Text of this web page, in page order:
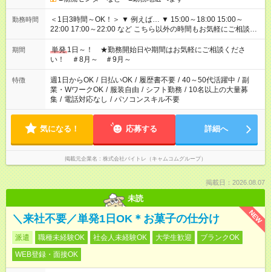
勤務時間
＜1日3時間～OK！＞ ▼ 例えば… ▼ 15:00～18:00 15:00～
22:00 17:00～22:00 など こちら以外の時間もお気軽にご相談く
ださい！
期間 単発 1日～！ ★勤務開始日や期間はお気軽にご相談くださ
い！ ＃8月～ ＃9月～
特徴 週1日からOK / 日払いOK / 履歴書不要 / 40～50代活躍中 / 副
業・WワークOK / 服装自由 / シフト勤務 / 10名以上の大量募
集 / 電話対応なし / パソコンスキル不要
気になる！ 応募する 詳細へ
掲載元企業名 株式会社バイトレ（キャムコムグループ）
掲載日：2026.08.07
未読
NEW
＼来社不要／単発1日OK＊お菓子の仕分け
派遣 職種未経験OK 社会人未経験OK 大学生歓迎
ブランクOK
WEB登録・面接OK